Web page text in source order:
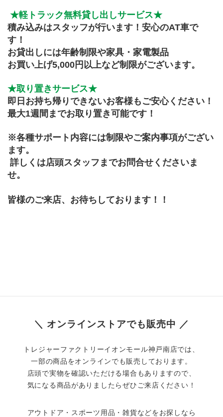
★軽トラック無料貸し出しサービス★
積み込みはスタッフが行います！安心のAT車で
す！
お貸出しには年齢制限や家具・家電製品
お買い上げ5,000円以上など制限がございます。
★取り置きサービス★
即日お持ち帰りできないお客様もご安心ください！
最大1週間までお取り置き可能です！
※各種サポート内容には制限やご案内事項がござい
ます。
せ。
皆様のご来店、お待ちしております！！
＼ オンラインストアでも販売中 ／
トレジャーファクトリーイオンモール神戸南店では、
一部の商品をオンラインでも販売しております。
店頭で実物を確認いただける場合もありますので、
気になる商品がありましたらぜひご来店ください！
アウトドア・スポーツ用品・雑貨などをお探しなら